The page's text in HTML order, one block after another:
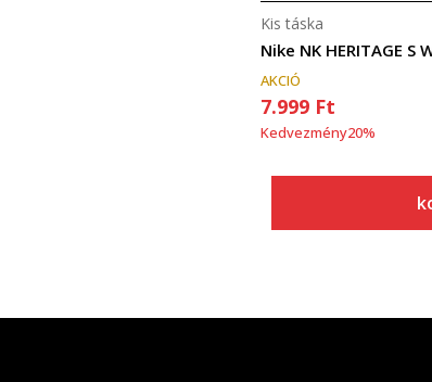
Nike NK HERITAGE S
Kis táska
AKCIÓ
7.999 Ft
Kedvezmény20%